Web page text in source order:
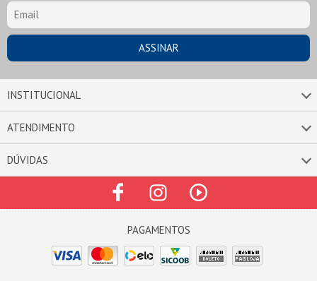
INSTITUCIONAL
ATENDIMENTO
DÚVIDAS